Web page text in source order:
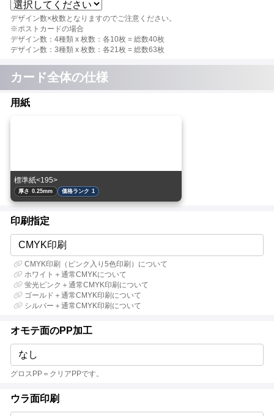
デザイン数×枚数となりますのでご注意ください。
※ポストカードの場合
デザイン数：4種類 x 枚数：各10枚 = 総数40枚
デザイン数：3種類 x 枚数：各21枚 = 総数63枚
カード全体の仕様
用紙
標準紙<195>
厚さ 0.25mm 価格ランク 1
印刷指定
CMYK印刷
CMYK印刷（ピンク入り5色印刷）について
ホワイト＋通常CMYKについて
蛍光ピンク＋通常CMYK印刷について
ゴールド＋通常CMYK印刷について
シルバー＋通常CMYK印刷について
オモテ面のPP加工
なし
グロスPP＝クリアPPです。
ウラ面印刷